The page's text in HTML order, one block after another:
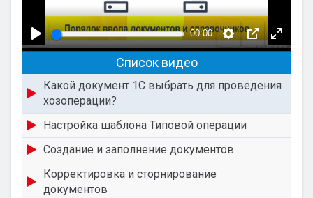
00:00
Список видео
Какой документ 1С выбрать для проведения
хозоперации?
Настройка шаблона Типовой операции
Создание и заполнение документов
Корректировка и сторнирование
документов